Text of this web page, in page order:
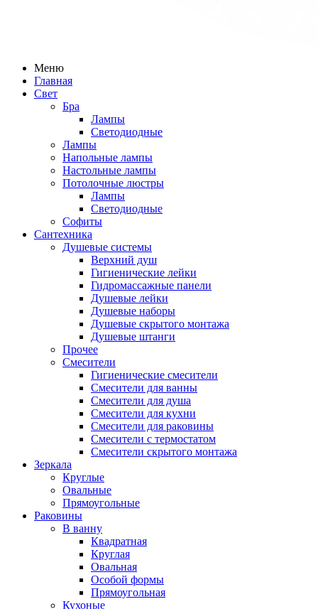
Меню
Главная
Свет
Бра
Лампы
Светодиодные
Лампы
Напольные лампы
Настольные лампы
Потолочные люстры
Лампы
Светодиодные
Софиты
Сантехника
Душевые системы
Верхний душ
Гигиенические лейки
Гидромассажные панели
Душевые лейки
Душевые наборы
Душевые скрытого монтажа
Душевые штанги
Прочее
Смесители
Гигиенические смесители
Смесители для ванны
Смесители для душа
Смесители для кухни
Смесители для раковины
Смесители с термостатом
Смесители скрытого монтажа
Зеркала
Круглые
Овальные
Прямоугольные
Раковины
В ванну
Квадратная
Круглая
Овальная
Особой формы
Прямоугольная
Кухоные